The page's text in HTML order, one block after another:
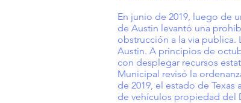
En junio de 2019, luego de
de Austin levantó una
obstrucción a la via
Austin. A principios de
con desplegar recursos
Municipal revisó la
de 2019, el estado de
de vehículos propiedad del